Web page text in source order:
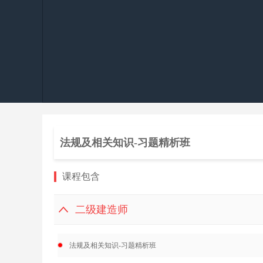
法规及相关知识-习题精析班
课程包含
二级建造师
法规及相关知识-习题精析班